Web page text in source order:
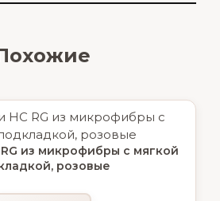
из микрофибры с мягкой
розовые